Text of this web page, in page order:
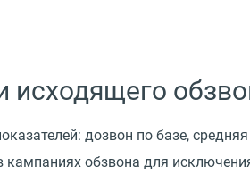
исходящего
дозвон по базе,
обзвона для